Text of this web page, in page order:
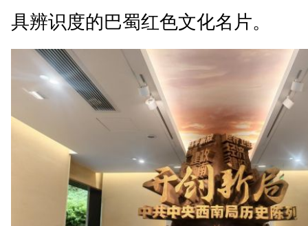
具辨识度的巴蜀红色文化名片。